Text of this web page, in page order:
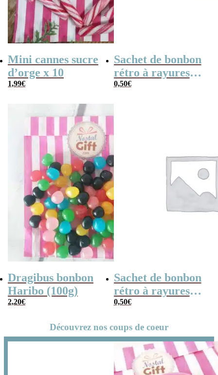
Mini cannes sucre
d’orge x 10
1,99€
Sachet de bonbon
rétro à rayures
roses et blanches
0,50€
Dragibus bonbon
Haribo (100g)
2,20€
Sachet de bonbon
rétro à rayures
rouges et blanches
0,50€
Découvrez nos coups de coeur